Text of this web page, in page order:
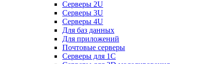
Серверы 2U
Серверы 3U
Серверы 4U
Для баз данных
Для приложений
Почтовые серверы
Серверы для 1С